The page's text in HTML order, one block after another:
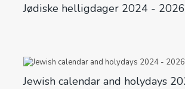
Jødiske helligdager 2024 - 2026
Jewish calendar and holydays